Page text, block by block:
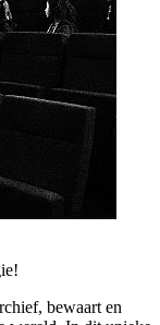
bewaart en